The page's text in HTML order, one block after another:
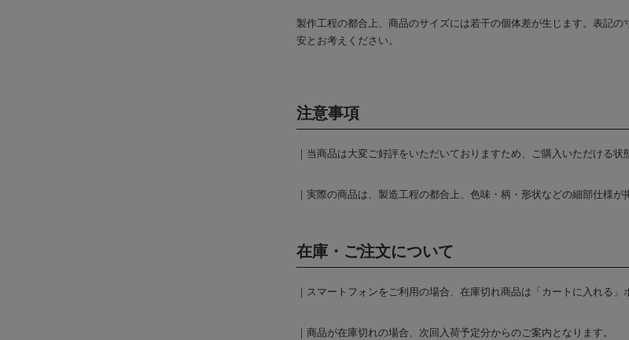
製作工程の都合上、商品のサイズには若干の個体差が生じます。表記
安とお考えください。
注意事項
｜当商品は大変ご好評をいただいておりますため、ご購入いただける
｜実際の商品は、製造工程の都合上、色味・柄・形状などの細部仕様
在庫・ご注文について
｜スマートフォンをご利用の場合、在庫切れ商品は「カートに入れる」
｜商品が在庫切れの場合、次回入荷予定分からのご案内となります。